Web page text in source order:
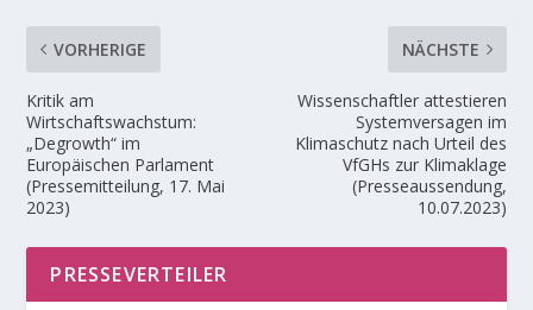
VORHERIGE
Kritik am
Wirtschaftswachstum:
„Degrowth“ im
Europäischen Parlament
(Pressemitteilung, 17. Mai
2023)
NÄCHSTE
Wissenschaftler attestieren
Systemversagen im
Klimaschutz nach Urteil des
VfGHs zur Klimaklage
(Presseaussendung,
10.07.2023)
PRESSEVERTEILER